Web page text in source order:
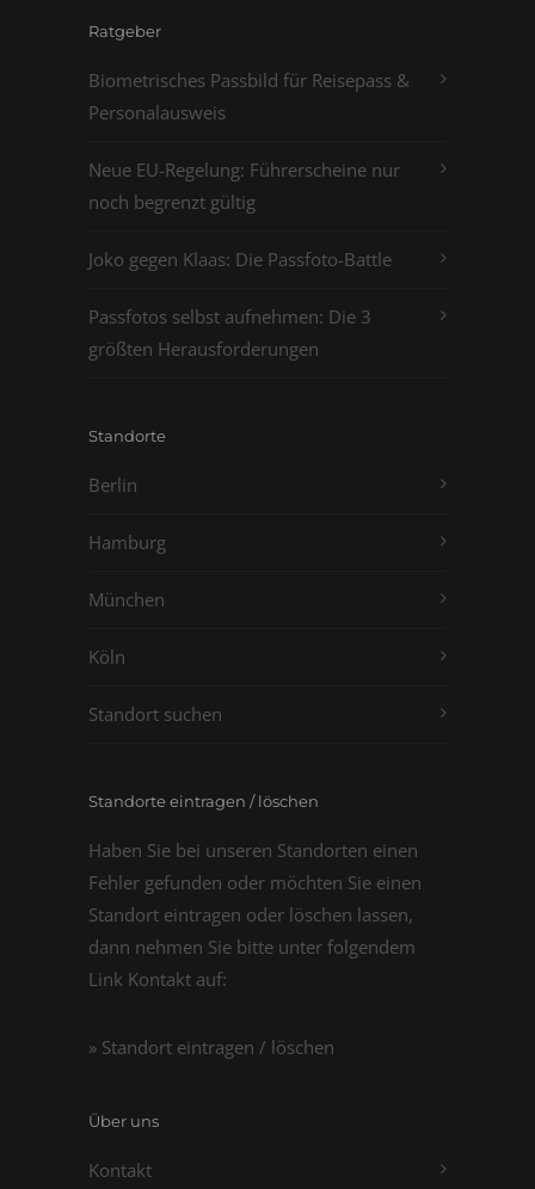
Ratgeber
Biometrisches Passbild für Reisepass &
Personalausweis
Neue EU-Regelung: Führerscheine nur
noch begrenzt gültig
Joko gegen Klaas: Die Passfoto-Battle
Passfotos selbst aufnehmen: Die 3
größten Herausforderungen
Standorte
Berlin
Hamburg
München
Köln
Standort suchen
Standorte eintragen / löschen
Haben Sie bei unseren Standorten einen
Fehler gefunden oder möchten Sie einen
Standort eintragen oder löschen lassen,
dann nehmen Sie bitte unter folgendem
Link Kontakt auf:
» Standort eintragen / löschen
Über uns
Kontakt